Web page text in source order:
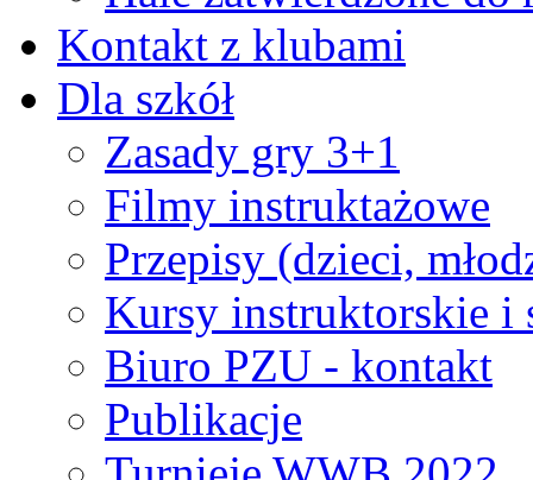
Kontakt z klubami
Dla szkół
Zasady gry 3+1
Filmy instruktażowe
Przepisy (dzieci,
Kursy instruktorskie i
Biuro PZU - kontakt
Publikacje